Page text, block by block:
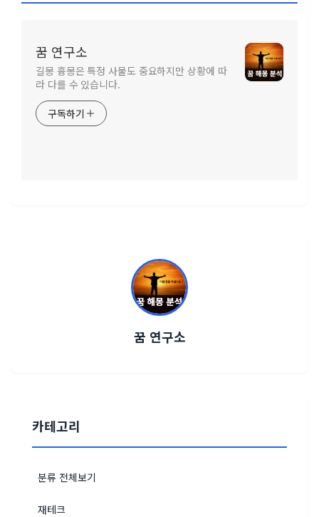
꿈 연구소
길몽 흉몽은 특정 사물도 중요하지만 상황에 따
라 다를 수 있습니다.
구독하기
꿈 연구소
카테고리
분류 전체보기
재테크